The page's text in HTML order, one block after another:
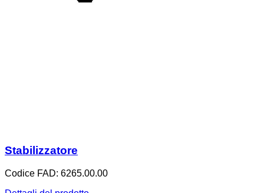
Stabilizzatore
Codice FAD: 6265.00.00